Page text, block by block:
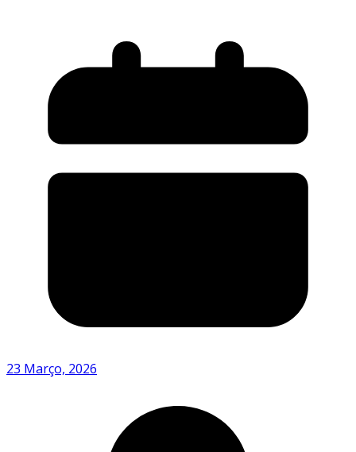
23 Março, 2026